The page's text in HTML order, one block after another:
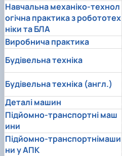
Навчальна механіко-технол
огічна практика з робототех
ніки та БЛА
Виробнича практика
Будівельна техніка
Будівельна техніка (англ.)
Деталі машин
Підйомно-транспортні маш
ини
Підйомно-транспортнімаши
ни у АПК